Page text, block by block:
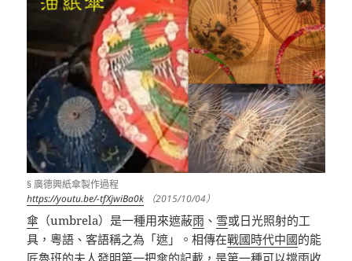
§ 廣德興紙傘製作過程
https://youtu.be/-tfXjwiBa0k （2015/10/04）
傘 （umbrela）是一種用來遮蔽雨 、 雪或日光照射的工
具，粵語、客語稱之為「遮」。相傳在戰國時代中國的能